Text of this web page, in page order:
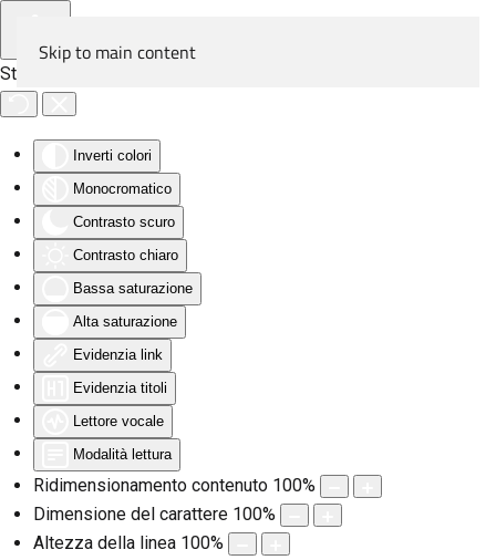
Strumenti di accessibilità
Inverti colori
Monocromatico
Contrasto scuro
Contrasto chiaro
Bassa saturazione
Alta saturazione
Evidenzia link
Evidenzia titoli
Lettore vocale
Modalità lettura
Ridimensionamento contenuto 100%
Dimensione del carattere 100%
Altezza della linea 100%
Skip to main content